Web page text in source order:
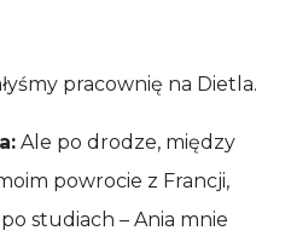
pracownię na Dietla.
Ale po drodze, między
powrocie z Francji,
studiach – Ania mnie